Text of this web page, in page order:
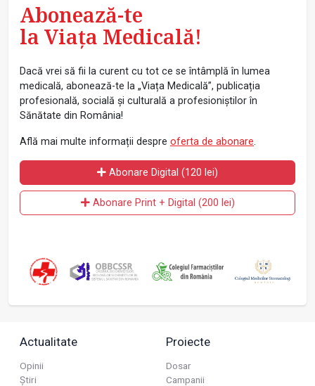
Abonează-te
la Viața Medicală!
Dacă vrei să fii la curent cu tot ce se întâmplă în lumea
medicală, abonează-te la „Viața Medicală”, publicația
profesională, socială și culturală a profesioniștilor în
Sănătate din România!
Află mai multe informații despre oferta de abonare.
Abonare Digital (120 lei)
Abonare Print + Digital (200 lei)
Actualitate
Opinii
Știri
Proiecte
Dosar
Campanii